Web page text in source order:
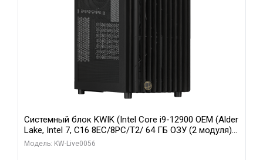
Системный блок KWIK (Intel Core i9-12900 OEM (Alder
Lake, Intel 7, C16 8EC/8PC/T2/ 64 ГБ ОЗУ (2 модуля)/
Palit RTX5080 INFINITY 3 OC 16GB GDDR7 256bit 3xDP
Модель: KW-Live0056